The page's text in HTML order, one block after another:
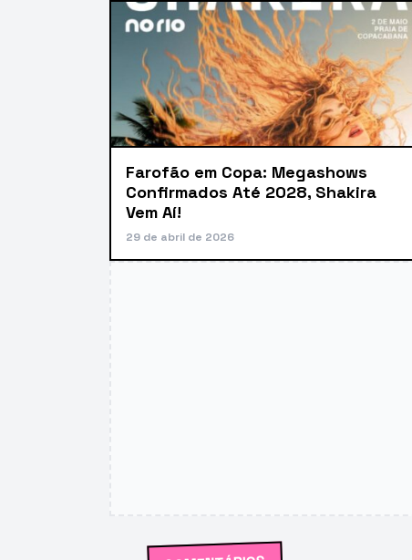
Farofão em Copa: Megashows
Confirmados Até 2028, Shakira
Vem Aí!
29 de abril de 2026